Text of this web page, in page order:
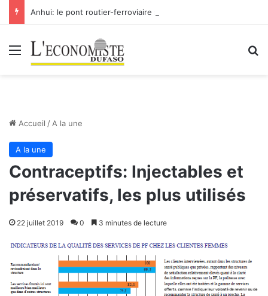
Menu
Accueil / A la une
A la une
Contraceptifs: Injectables et
préservatifs, les plus utilisés
22 juillet 2019 0 3 minutes de lecture